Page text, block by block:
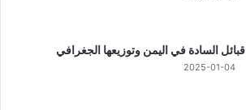
قبائل السادة في اليمن وتوزيعها الجغرافي
2025-01-04